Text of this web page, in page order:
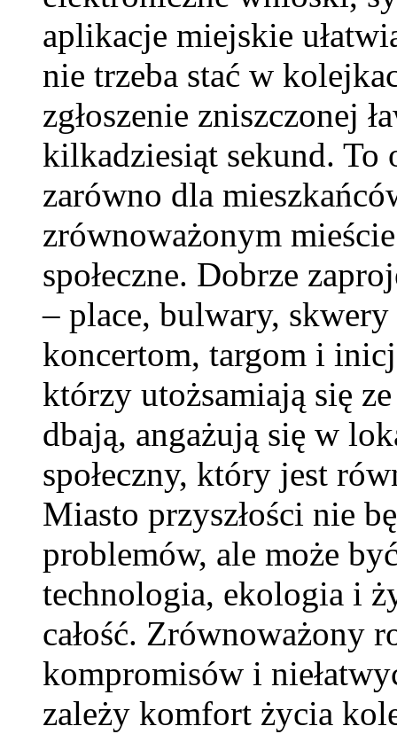
aplikacje miejskie
nie trzeba stać w
zgłoszenie zniszczonej
kilkadziesiąt sekund. To
zarówno dla
zrównoważonym
społeczne. Dobrze
– place, bulwary,
koncertom, targom i
którzy utożsamiają się
dbają, angażują się w
społeczny, który jest
Miasto przyszłości nie
problemów, ale może
technologia, ekologia i
całość. Zrównoważony
kompromisów i
zależy komfort życia